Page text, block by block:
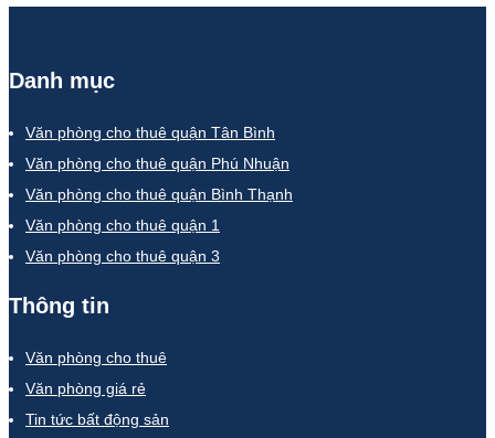
Danh mục
Văn phòng cho thuê quận Tân Bình
Văn phòng cho thuê quận Phú Nhuận
Văn phòng cho thuê quận Bình Thạnh
Văn phòng cho thuê quận 1
Văn phòng cho thuê quận 3
Thông tin
Văn phòng cho thuê
Văn phòng giá rẻ
Tin tức bất động sản